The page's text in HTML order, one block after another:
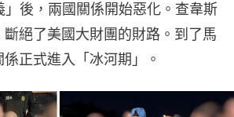
」後，兩國關係開始惡化。查韋斯
絕了美國大財團的財路。到了馬
正式進入「冰河期」。